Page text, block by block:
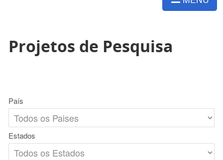
Projetos de Pesquisa
País
Estados